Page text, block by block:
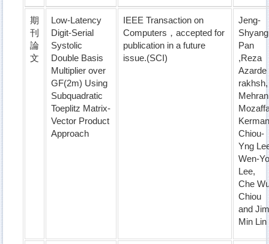
期
刊
論
文
Low-Latency
Digit-Serial
Systolic
Double Basis
Multiplier over
GF(2m) Using
Subquadratic
Toeplitz Matrix-
Vector Product
Approach
IEEE Transaction on
Computers，accepted for
publication in a future
issue.(SCI)
Jeng-
Shyang
Pan
,Reza
Azarde
Mehran
Chiou-
Yng
Wen-Yo
Lee,
Che
Chiou
and
Min Lin